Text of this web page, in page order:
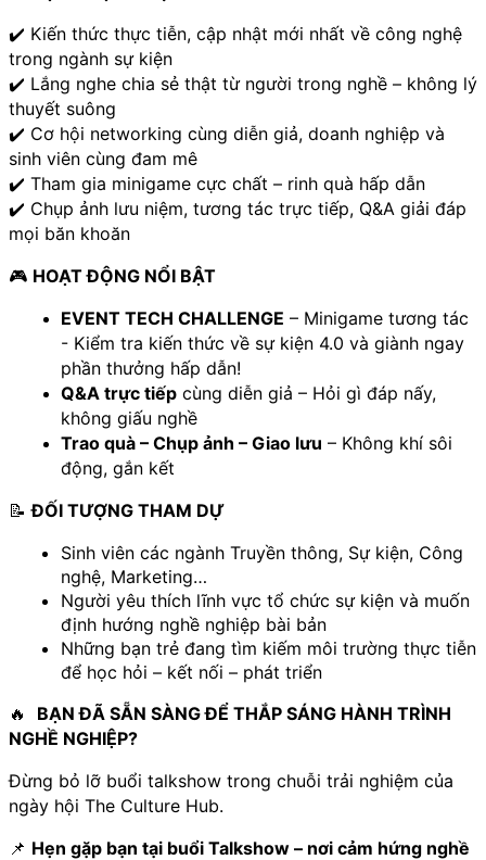
✔️ Kiến thức thực tiễn, cập nhật mới nhất về công nghệ
trong ngành sự kiện
✔️ Lắng nghe chia sẻ thật từ người trong nghề – không lý
thuyết suông
✔️ Cơ hội networking cùng diễn giả, doanh nghiệp và
sinh viên cùng đam mê
✔️ Tham gia minigame cực chất – rinh quà hấp dẫn
✔️ Chụp ảnh lưu niệm, tương tác trực tiếp, Q&A giải đáp
mọi băn khoăn
🎮 HOẠT ĐỘNG NỔI BẬT
EVENT TECH CHALLENGE – Minigame tương tác
- Kiểm tra kiến thức về sự kiện 4.0 và giành ngay
phần thưởng hấp dẫn!
Q&A trực tiếp cùng diễn giả – Hỏi gì đáp nấy,
không giấu nghề
Trao quà – Chụp ảnh – Giao lưu – Không khí sôi
động, gắn kết
📝 ĐỐI TƯỢNG THAM DỰ
Sinh viên các ngành Truyền thông, Sự kiện, Công
nghệ, Marketing…
Người yêu thích lĩnh vực tổ chức sự kiện và muốn
định hướng nghề nghiệp bài bản
Những bạn trẻ đang tìm kiếm môi trường thực tiễn
để học hỏi – kết nối – phát triển
🔥 BẠN ĐÃ SẴN SÀNG ĐỂ THẮP SÁNG HÀNH TRÌNH
NGHỀ NGHIỆP?
Đừng bỏ lỡ buổi talkshow trong chuỗi trải nghiệm của
ngày hội The Culture Hub.
📌 Hẹn gặp bạn tại buổi Talkshow – nơi cảm hứng nghề